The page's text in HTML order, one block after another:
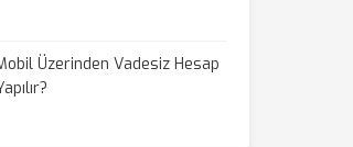
Üzerinden Vadesiz Hesap